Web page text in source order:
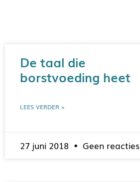
De taal die
borstvoeding heet
LEES VERDER »
27 juni 2018 Geen reacties